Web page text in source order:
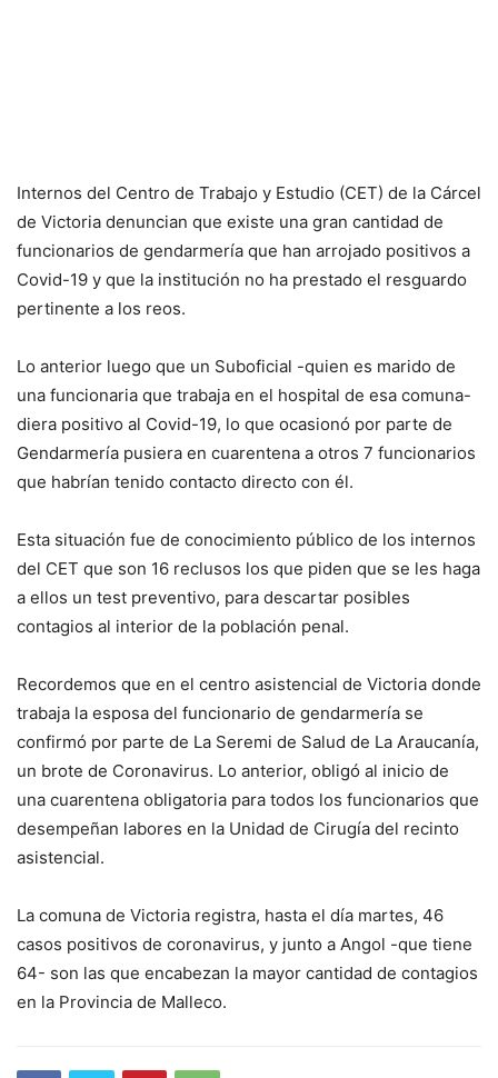
Internos del Centro de Trabajo y Estudio (CET) de la Cárcel
de Victoria denuncian que existe una gran cantidad de
funcionarios de gendarmería que han arrojado positivos a
Covid-19 y que la institución no ha prestado el resguardo
pertinente a los reos.
Lo anterior luego que un Suboficial -quien es marido de
una funcionaria que trabaja en el hospital de esa comuna-
diera positivo al Covid-19, lo que ocasionó por parte de
Gendarmería pusiera en cuarentena a otros 7 funcionarios
que habrían tenido contacto directo con él.
Esta situación fue de conocimiento público de los internos
del CET que son 16 reclusos los que piden que se les haga
a ellos un test preventivo, para descartar posibles
contagios al interior de la población penal.
Recordemos que en el centro asistencial de Victoria donde
trabaja la esposa del funcionario de gendarmería se
confirmó por parte de La Seremi de Salud de La Araucanía,
un brote de Coronavirus. Lo anterior, obligó al inicio de
una cuarentena obligatoria para todos los funcionarios que
desempeñan labores en la Unidad de Cirugía del recinto
asistencial.
La comuna de Victoria registra, hasta el día martes, 46
casos positivos de coronavirus, y junto a Angol -que tiene
64- son las que encabezan la mayor cantidad de contagios
en la Provincia de Malleco.